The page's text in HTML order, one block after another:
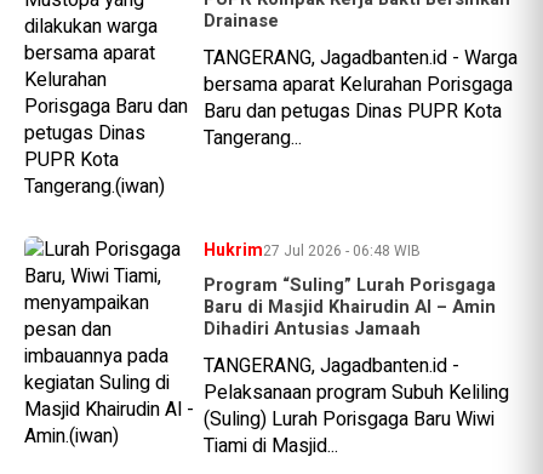
Drainase
TANGERANG, Jagadbanten.id - Warga
bersama aparat Kelurahan Porisgaga
Baru dan petugas Dinas PUPR Kota
Tangerang...
Hukrim27 Jul 2026 - 06:48 WIB
Program “Suling” Lurah Porisgaga
Baru di Masjid Khairudin Al – Amin
Dihadiri Antusias Jamaah
TANGERANG, Jagadbanten.id -
Pelaksanaan program Subuh Keliling
(Suling) Lurah Porisgaga Baru Wiwi
Tiami di Masjid...